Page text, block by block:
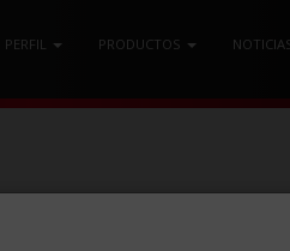
PERFIL PRODUCTOS